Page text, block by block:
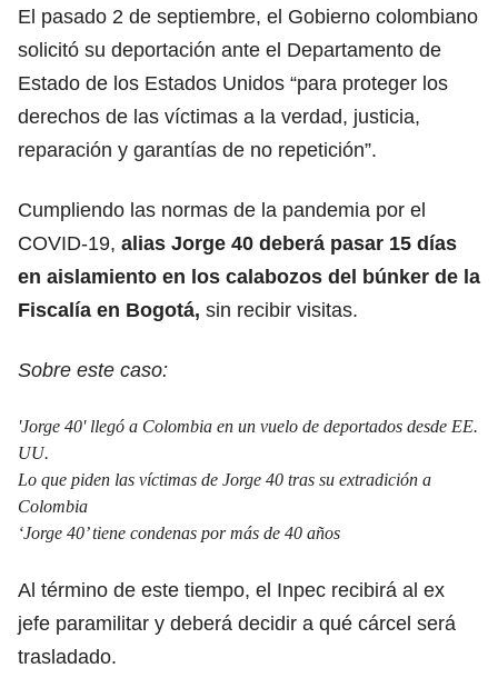
El pasado 2 de septiembre, el Gobierno colombiano
solicitó su deportación ante el Departamento de
Estado de los Estados Unidos “para proteger los
derechos de las víctimas a la verdad, justicia,
reparación y garantías de no repetición”.
Cumpliendo las normas de la pandemia por el
COVID-19, alias Jorge 40 deberá pasar 15 días
en aislamiento en los calabozos del búnker de la
Fiscalía en Bogotá, sin recibir visitas.
Sobre este caso:
'Jorge 40' llegó a Colombia en un vuelo de deportados desde EE.
UU.
Lo que piden las víctimas de Jorge 40 tras su extradición a
Colombia
‘Jorge 40’ tiene condenas por más de 40 años
Al término de este tiempo, el Inpec recibirá al ex
jefe paramilitar y deberá decidir a qué cárcel será
trasladado.